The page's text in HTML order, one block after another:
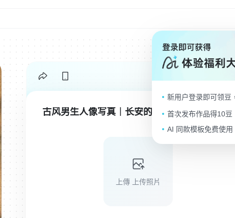
古风男生人像写真｜长安的荔枝
上傳 上传照片
新用户登录即可领豆
首次发布作品得10豆
AI 同款模板免费使用